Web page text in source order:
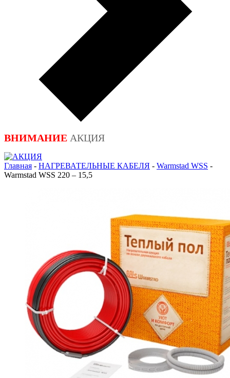
ВНИМАНИЕ АКЦИЯ
Главная - НАГРЕВАТЕЛЬНЫЕ КАБЕЛЯ - Warmstad WSS -
Warmstad WSS 220 – 15,5